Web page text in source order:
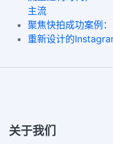
主流
聚焦快拍成功案例
重新设计的
关于我们